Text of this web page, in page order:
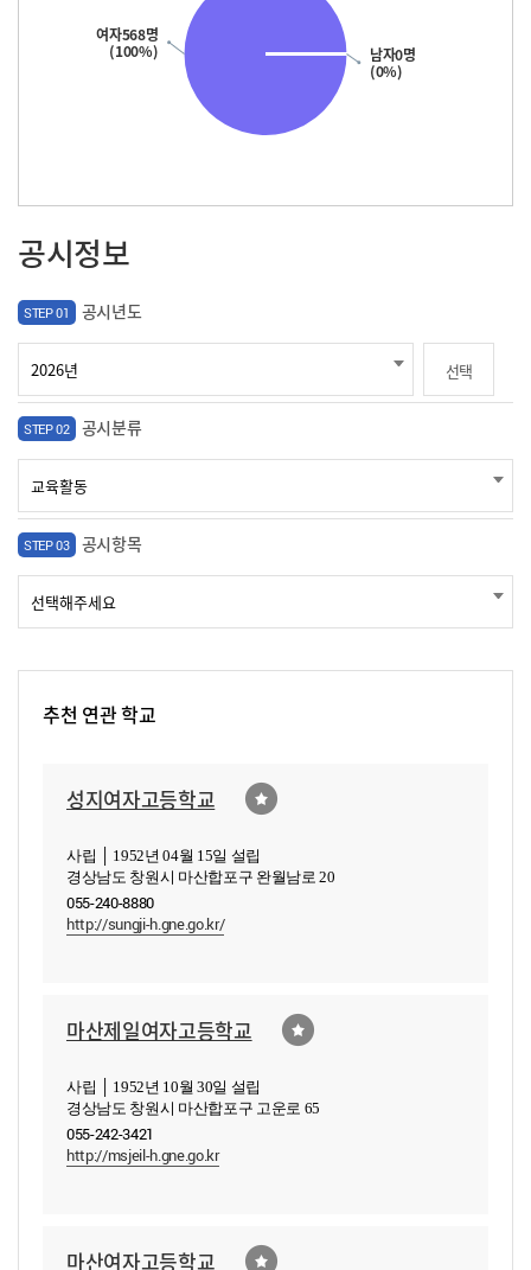
남자0명
(0%)
여자568명
(100%)
공시정보
STEP 01 공시년도
선택
STEP 02 공시분류
STEP 03 공시항목
추천 연관 학교
성지여자고등학교
사립 │ 1952년 04월 15일 설립
경상남도 창원시 마산합포구 완월남로 20
055-240-8880
http://sungji-h.gne.go.kr/
마산제일여자고등학교
사립 │ 1952년 10월 30일 설립
경상남도 창원시 마산합포구 고운로 65
055-242-3421
http://msjeil-h.gne.go.kr
마산여자고등학교